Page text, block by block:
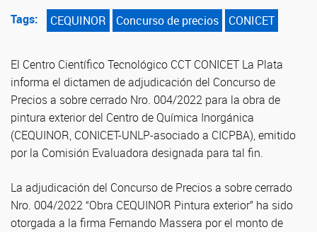
Tags: CEQUINOR Concurso de precios CONICET
El Centro Científico Tecnológico CCT CONICET La Plata
informa el dictamen de adjudicación del Concurso de
Precios a sobre cerrado Nro. 004/2022 para la obra de
pintura exterior del Centro de Química Inorgánica
(CEQUINOR, CONICET-UNLP-asociado a CICPBA), emitido
por la Comisión Evaluadora designada para tal fin.
La adjudicación del Concurso de Precios a sobre cerrado
Nro. 004/2022 “Obra CEQUINOR Pintura exterior” ha sido
otorgada a la firma Fernando Massera por el monto de